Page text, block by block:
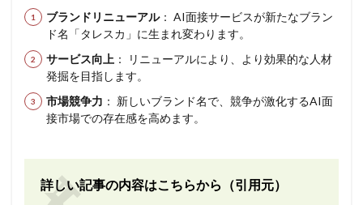
ブランドリニューアル： AI面接サービスが新たなブラン
ド名「タレスカ」に生まれ変わります。
サービス向上 ： リニューアルにより、より効果的な人材
発掘を目指します。
市場競争力 ： 新しいブランド名で、競争が激化するAI面
接市場での存在感を高めます。
詳しい記事の内容はこちらから（引用元）